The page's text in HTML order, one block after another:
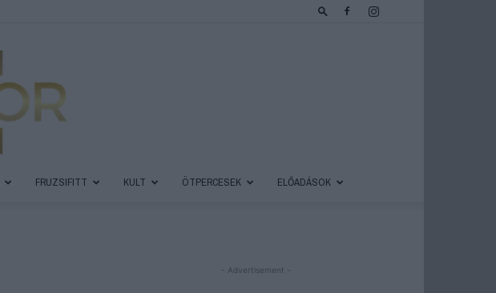
FRUZSIFITT KULT ÖTPERCESEK ELŐADÁSOK
- Advertisement -